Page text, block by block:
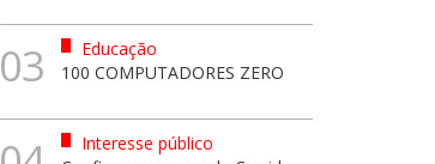
03
Educação
100 COMPUTADORES ZERO
Interesse público